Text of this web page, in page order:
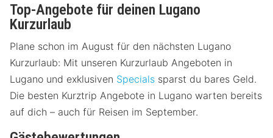
Top-Angebote für deinen Lugano
Kurzurlaub
Plane schon im August für den nächsten Lugano
Kurzurlaub: Mit unseren Kurzurlaub Angeboten in
Lugano und exklusiven Specials sparst du bares Geld.
Die besten Kurztrip Angebote in Lugano warten bereits
auf dich – auch für Reisen im September.